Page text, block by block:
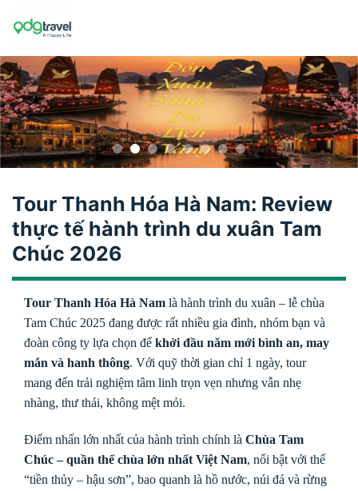
Tour Thanh Hóa Hà Nam: Review
thực tế hành trình du xuân Tam
Chúc 2026
Tour Thanh Hóa Hà Nam là hành trình du xuân – lễ chùa
Tam Chúc 2025 đang được rất nhiều gia đình, nhóm bạn và
đoàn công ty lựa chọn để khởi đầu năm mới bình an, may
mắn và hanh thông. Với quỹ thời gian chỉ 1 ngày, tour
mang đến trải nghiệm tâm linh trọn vẹn nhưng vẫn nhẹ
nhàng, thư thái, không mệt mỏi.
Điểm nhấn lớn nhất của hành trình chính là Chùa Tam
Chúc – quần thể chùa lớn nhất Việt Nam, nổi bật với thế
“tiền thủy – hậu sơn”, bao quanh là hồ nước, núi đá và rừng